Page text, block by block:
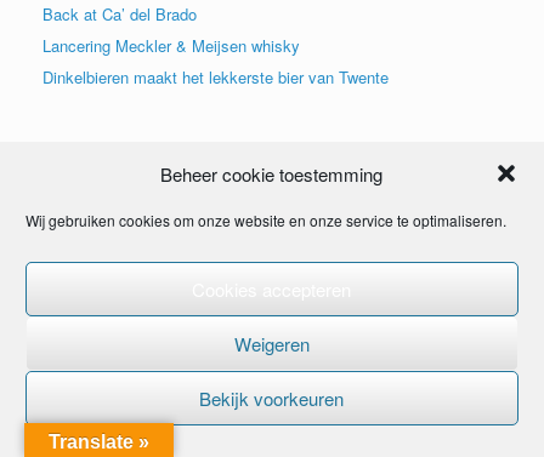
Beheer cookie toestemming
Wij gebruiken cookies om onze website en onze service te optimaliseren.
Weigeren
Bekijk voorkeuren
Back at Ca’ del Brado
Lancering Meckler & Meijsen whisky
Dinkelbieren maakt het lekkerste bier van Twente
Translate »